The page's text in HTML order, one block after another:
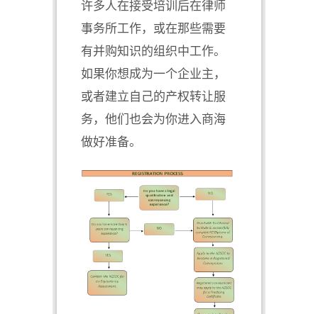
许多人在接受培训后在律师
事务所工作，或在那些需要
有并购知识的组织中工作。
如果你想成为一个企业主，
或者建立自己的产权转让服
务，他们也会为你进入商海
做好准备。